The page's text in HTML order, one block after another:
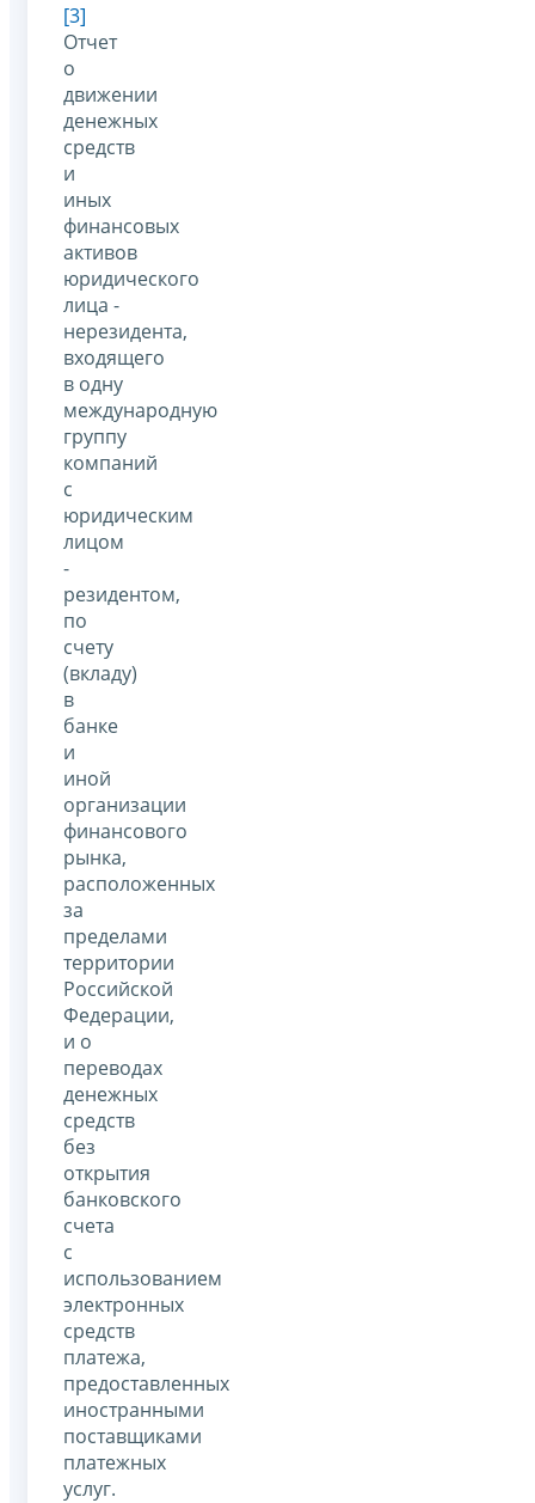
[3]
Отчет
о
движении
денежных
средств
и
иных
финансовых
активов
юридического
лица -
нерезидента,
входящего
в одну
международную
группу
компаний
с
юридическим
лицом
-
резидентом,
по
счету
(вкладу)
в
банке
и
иной
организации
финансового
рынка,
расположенных
за
пределами
территории
Российской
Федерации,
и о
переводах
денежных
средств
без
открытия
банковского
счета
с
использованием
электронных
средств
платежа,
предоставленных
иностранными
поставщиками
платежных
услуг.